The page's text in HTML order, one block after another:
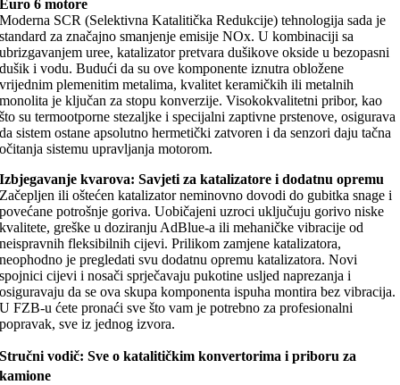
Euro 6 motore
Moderna SCR (Selektivna Katalitička Redukcije) tehnologija sada je
standard za značajno smanjenje emisije NOx. U kombinaciji sa
ubrizgavanjem uree, katalizator pretvara dušikove okside u bezopasni
dušik i vodu. Budući da su ove komponente iznutra obložene
vrijednim plemenitim metalima, kvalitet keramičkih ili metalnih
monolita je ključan za stopu konverzije. Visokokvalitetni pribor, kao
što su termootporne stezaljke i specijalni zaptivne prstenove, osigurava
da sistem ostane apsolutno hermetički zatvoren i da senzori daju tačna
očitanja sistemu upravljanja motorom.
Izbjegavanje kvarova: Savjeti za katalizatore i dodatnu opremu
Začepljen ili oštećen katalizator neminovno dovodi do gubitka snage i
povećane potrošnje goriva. Uobičajeni uzroci uključuju gorivo niske
kvalitete, greške u doziranju AdBlue-a ili mehaničke vibracije od
neispravnih fleksibilnih cijevi. Prilikom zamjene katalizatora,
neophodno je pregledati svu dodatnu opremu katalizatora. Novi
spojnici cijevi i nosači sprječavaju pukotine usljed naprezanja i
osiguravaju da se ova skupa komponenta ispuha montira bez vibracija.
U FZB-u ćete pronaći sve što vam je potrebno za profesionalni
popravak, sve iz jednog izvora.
Stručni vodič: Sve o katalitičkim konvertorima i priboru za
kamione